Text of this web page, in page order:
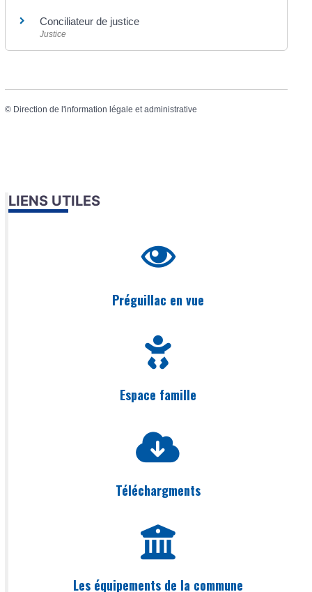
Conciliateur de justice
Justice
© Direction de l'information légale et administrative
LIENS UTILES
Préguillac en vue
Espace famille
Téléchargments
Les équipements de la commune